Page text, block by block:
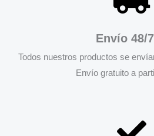
Envío 48/
Todos nuestros productos se
Envío gratuito a